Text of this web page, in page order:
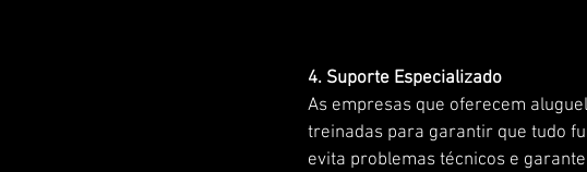
4. Suporte Especializado
As empresas que oferecem
treinadas para garantir que tudo
evita problemas técnicos e